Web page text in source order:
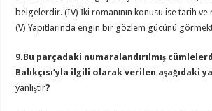
belgelerdir. (IV) İki romanının konusu ise tarih ve
(V) Yapıtlarında engin bir gözlem gücünü
9.Bu parçadaki numaralandırılmış
Balıkçısı’yla ilgili olarak verilen aşağıdaki
yanlıştır?